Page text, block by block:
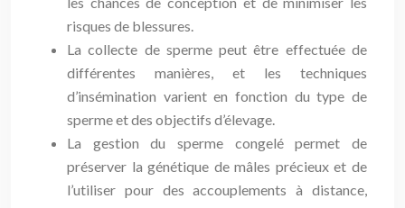
risques de blessures.
La collecte de sperme peut être effectuée de
différentes manières, et les techniques
d’insémination varient en fonction du type de
sperme et des objectifs d’élevage.
La gestion du sperme congelé permet de
préserver la génétique de mâles précieux et de
l’utiliser pour des accouplements à distance,